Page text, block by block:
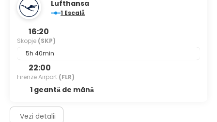
Lufthansa
1 Escală
16:20
Skopje (SKP)
5h 40min
22:00
Firenze Airport (FLR)
1 geantă de mână
Vezi detalii